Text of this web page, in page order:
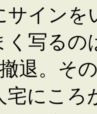
サインを
く写るの
退。そ
宅にころ